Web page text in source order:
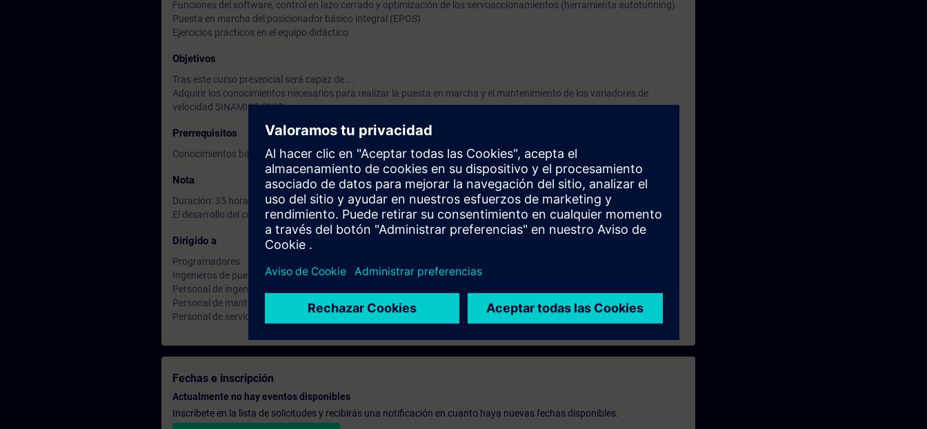
Funciones del software, control en lazo cerrado y optimización de los servoaccionamientos (herramienta autotunning)
Puesta en marcha del posicionador básico integral (EPOS)
Ejercicios prácticos en el equipo didáctico
Objetivos
Tras este curso presencial será capaz de ...
Adquirir los conocimientos necesarios para realizar la puesta en marcha y el mantenimiento de los variadores de
velocidad SINAMICS S120
Prerrequisitos
Conocimientos básicos de control y regulación de motores
Nota
Duración: 35 horas.
El desarrollo del curso, así como su parte práctica, van enfocados al formatobooksizede SINAMICS S120
Dirigido a
Programadores
Ingenieros de puesta en marcha
Personal de ingeniería
Personal de mantenimiento
Personal de servicio
Fechas e inscripción
Actualmente no hay eventos disponibles
Inscríbete en la lista de solicitudes y recibirás una notificación en cuanto haya nuevas fechas disponibles.